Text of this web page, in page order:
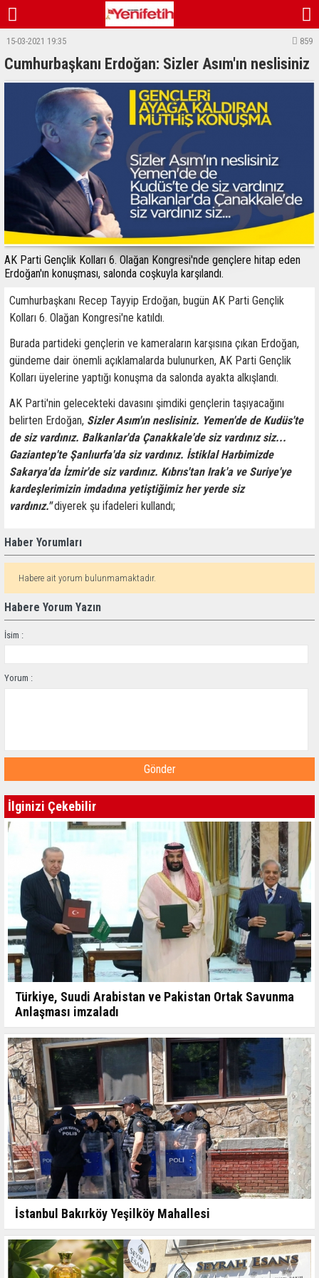
15-03-2021 19:35 859
Cumhurbaşkanı Erdoğan: Sizler Asım'ın neslisiniz
AK Parti Gençlik Kolları 6. Olağan Kongresi'nde gençlere hitap eden
Erdoğan'ın konuşması, salonda coşkuyla karşılandı.
Cumhurbaşkanı Recep Tayyip Erdoğan, bugün AK Parti Gençlik
Kolları 6. Olağan Kongresi'ne katıldı.
Burada partideki gençlerin ve kameraların karşısına çıkan Erdoğan,
gündeme dair önemli açıklamalarda bulunurken, AK Parti Gençlik
Kolları üyelerine yaptığı konuşma da salonda ayakta alkışlandı.
AK Parti'nin gelecekteki davasını şimdiki gençlerin taşıyacağını
belirten Erdoğan, Sizler Asım'ın neslisiniz. Yemen'de de Kudüs'te
de siz vardınız. Balkanlar'da Çanakkale'de siz vardınız siz...
Gaziantep'te Şanlıurfa'da siz vardınız. İstiklal Harbimizde
Sakarya'da İzmir'de siz vardınız. Kıbrıs'tan Irak'a ve Suriye'ye
kardeşlerimizin imdadına yetiştiğimiz her yerde siz
vardınız."diyerek şu ifadeleri kullandı;
Haber Yorumları
Habere ait yorum bulunmamaktadır.
Habere Yorum Yazın
İsim :
Yorum :
Gönder
İlginizi Çekebilir
Türkiye, Suudi Arabistan ve Pakistan Ortak Savunma
Anlaşması imzaladı
İstanbul Bakırköy Yeşilköy Mahallesi